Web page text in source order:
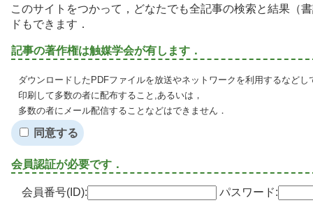
このサイトをつかって，どなたでも全記事の検索と結果（
ドもできます．
記事の著作権は触媒学会が有します．
ダウンロードしたPDFファイルを放送やネットワークを利用するなど
印刷して多数の者に配布すること,あるいは，
多数の者にメール配信することなどはできません．
同意する
会員認証が必要です．
会員番号(ID): パスワード: